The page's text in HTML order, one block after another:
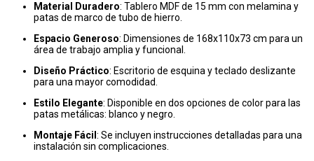
Material Duradero: Tablero MDF de 15 mm con melamina y
patas de marco de tubo de hierro.
Espacio Generoso: Dimensiones de 168x110x73 cm para un
área de trabajo amplia y funcional.
Diseño Práctico: Escritorio de esquina y teclado deslizante
para una mayor comodidad.
Estilo Elegante: Disponible en dos opciones de color para las
patas metálicas: blanco y negro.
Montaje Fácil : Se incluyen instrucciones detalladas para una
instalación sin complicaciones.